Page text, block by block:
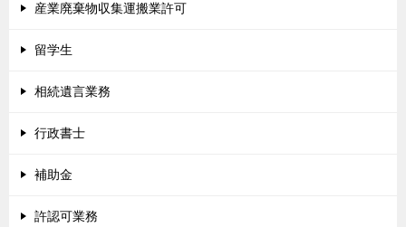
産業廃棄物収集運搬業許可
留学生
相続遺言業務
行政書士
補助金
許認可業務